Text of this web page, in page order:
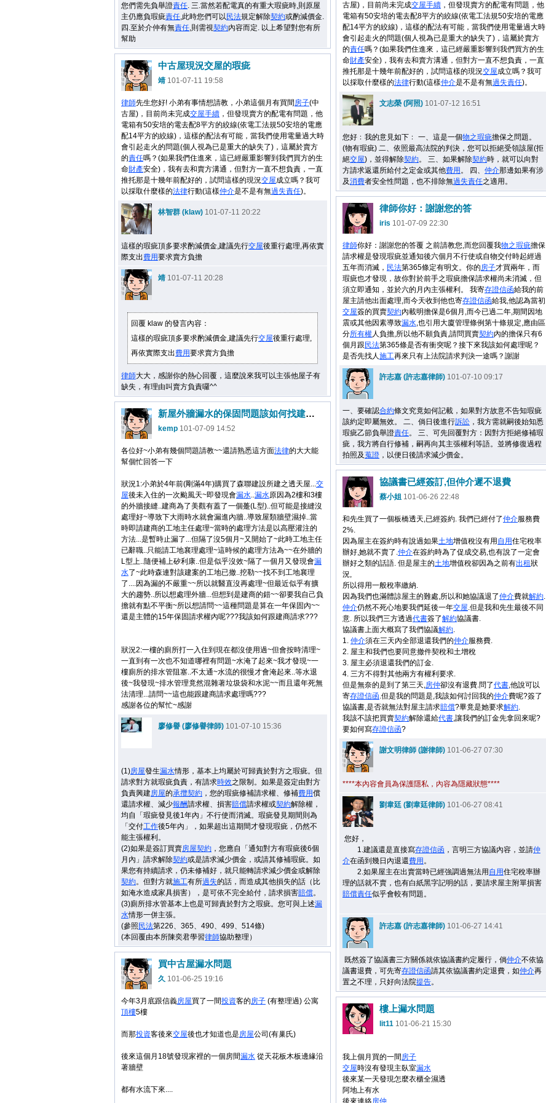
您們需先負舉證責任. 三.當然若配電真的有重大瑕疵時,則原屋
主仍應負瑕疵責任,此時您們可以 民法規定解除契約或酌減價金.
四.至於介仲有無責任,則需視契約內容而定. 以上希望對您有所
幫助
古屋)，目前尚未完成交屋手續 ，但發現賣方的配電有問題，他
電箱有50安培的電去配8平方的絞線(依電工法規50安培的電應
配14平方的絞線)，這樣的配法有可能，當我們使用電量過大時
會引起走火的問題(個人視為已是重大的缺失了)，這屬於賣方
的責任嗎？(如果我們住進來，這已經嚴重影響到我們買方的生
命財產安全)，我有去和賣方溝通，但對方一直不想負責，一直
推托那是十幾年前配好的，試問這樣的現況交屋成立嗎？我可
以採取什麼樣的法律行動(這樣仲介是不是有無過失責任)。
文志榮 (阿照) 101-07-12 16:51
您好﹕我的意見如下﹕ 一、這是一個物之瑕疵擔保之問題。
(物有瑕疵) 二、依照最高法院的判決，您可以拒絕受領該屋(拒
絕交屋)，並得解除契約。 三、如果解除契約時，就可以向對
方請求返還所給付之定金或其他費用 。 四、 仲介那邊如果有涉
及消費者安全性問題，也不排除無過失責任之適用。
中古屋現況交屋的瑕疵
靖 101-07-11 19:58
律師先生您好! 小弟有事情想請教，小弟這個月有買間房子(中
古屋)，目前尚未完成交屋手續 ，但發現賣方的配電有問題，他
電箱有50安培的電去配8平方的絞線(依電工法規50安培的電應
配14平方的絞線)，這樣的配法有可能，當我們使用電量過大時
會引起走火的問題(個人視為已是重大的缺失了)，這屬於賣方
的責任嗎？(如果我們住進來，這已經嚴重影響到我們買方的生
命財產安全)，我有去和賣方溝通，但對方一直不想負責，一直
推托那是十幾年前配好的，試問這樣的現況交屋成立嗎？我可
以採取什麼樣的法律行動(這樣仲介是不是有無過失責任)。
林智群 (klaw) 101-07-11 20:22
這樣的瑕疵頂多要求酌減價金,建議先行交屋後重行處理,再依實
際支出費用要求賣方負擔
靖 101-07-11 20:28
回覆 klaw 的發言內容：
這樣的瑕疵頂多要求酌減價金,建議先行交屋後重行處理,
再依實際支出費用要求賣方負擔
律師大大，感謝你的熱心回覆，這麼說來我可以主張他屋子有
缺失，有理由叫賣方負責囉^^
律師你好：謝謝您的答
iris 101-07-09 22:30
律師你好：謝謝您的答覆 之前請教您,而您回覆我物之瑕疵擔保
請求權是發現瑕疵並通知後六個月不行使或自物交付時起經過
五年而消滅， 民法第365條定有明文。你的房子才買兩年，而
瑕疵也才發現，故你對於前手之瑕疵擔保請求權尚未消滅，但
須立即通知，並於六的月內主張權利。 我寄存證信函給我的前
屋主請他出面處理,而今天收到他也寄存證信函給我,他認為當初
交屋簽的買賣契約內載明擔保是6個月,而今已過二年,期間因地
震或其他因素導致漏水,也引用大廈管理條例第十條規定,應由區
分所有權人負擔,所以他不願負責,請問買賣契約內的擔保只有6
個月跟 民法第365條是否有衝突呢？接下來我該如何處理呢？
是否先找人施工再來只有上法院請求判決一途嗎？謝謝
許志嘉 (許志嘉律師) 101-07-10 09:17
一、要確認合約條文究竟如何記載，如果對方故意不告知瑕疵
該約定即屬無效。 二、倘日後進行訴訟 ，我方需就嗣後始知悉
瑕疵乙節負舉證責任。 三、可先回覆對方：因對方拒絕修補瑕
疵，我方將自行修補，嗣再向其主張權利等語。並將修復過程
拍照及蒐證 ，以便日後請求減少價金。
新屋外牆漏水的保固問題該如何找建商處理呢??
kemp 101-07-09 14:52
各位好~小弟有幾個問題請教~~還請熟悉這方面法律的大大能
幫個忙回答一下
狀況1:小弟於4年前(剛滿4年)購買了森聯建設所建之透天屋...交
屋後未入住的一次颱風天~即發現會漏水..漏水原因為2樓和3樓
的外牆接縫..建商為了美觀有蓋了一個躉(L型)..但可能是接縫沒
處理好~導致下大雨時水就會漏進內牆..導致屋類牆壁濕掉..當
時即請建商的工地主任處理~當時的處理方法是以高壓灌注的
方法...是暫時止漏了...但隔了沒5個月~又開始了~此時工地主任
已辭職..只能請工地襄理處理~這時候的處理方法為~~在外牆的
L型上..隨便補上矽利康..但是似乎沒效~隔了一個月又發現會漏
水了~此時森連對該建案的工地已撤..挖勒~~找不到工地襄理
了....因為漏的不嚴重~~所以就醫直沒再處理~但最近似乎有擴
大的趨勢..所以想處理外牆...但想到是建商的錯~~卻要我自己負
擔就有點不平衡~所以想請問~~這種問題是算在一年保固內~~
還是主體的15年保固請求權內呢???我該如何跟建商請求???
狀況2:一樓的廁所打一入住到現在都沒使用過~但會按時清理~
一直到有一次也不知道哪裡有問題~水淹了起來~我才發現~一
樓廁所的排水管阻塞..不太通~水流的很慢才會淹起來..等水退
後~我發現~排水管理竟然混雜著垃圾袋和水泥~~而且還年死無
法清理...請問~~這也能跟建商請求處理嗎???
感謝各位的幫忙~感謝
廖修譽 (廖修譽律師) 101-07-10 15:36
(1)房屋發生漏水情形，基本上均屬於可歸責於對方之瑕疵。但
請求對方就瑕疵負責，有請求時效之限制。如果是簽定由對方
負責興建房屋的承攬契約 ，您的瑕疵修補請求權、修補費用償
還請求權、減少報酬請求權、損害賠償請求權或契約解除權，
均自「瑕疵發見後1年內」不行使而消滅。瑕疵發見期間則為
「交付工作後5年內」，如果超出這期間才發現瑕疵，仍然不
能主張權利。
(2)如果是簽訂買賣房屋契約 ，您應自「通知對方有瑕疵後6個
月內」請求解除契約或是請求減少價金，或請其修補瑕疵。如
果您有持續請求，仍未修補好，就只能轉請求減少價金或解除
契約。但對方就施工有所過失的話，而造成其他損失的話（比
如淹水造成家具損害），是可依不完全給付，請求損害賠償。
(3)廁所排水管基本上也是可歸責於對方之瑕疵。您可與上述漏
水情形一併主張。
(參照 民法第226、365、490、499、514條)
(本回覆由本所陳奕君學習律師協助整理）
協議書已經簽訂,但仲介遲不退費
蔡小姐 101-06-26 22:48
和先生買了一個板橋透天,已經簽約. 我們已經付了仲介服務費
2%.
因為屋主在簽約時有說過如果土地增值稅沒有用 自用住宅稅率
辦好,她就不賣了.仲介在簽約時為了促成交易,也有說了一定會
辦好之類的話語. 但是屋主的土地增值稅卻因為之前有出租狀
況,
所以得用一般稅率繳納.
因為我們也滿體諒屋主的難處,所以和她協議退了仲介費就解約.
仲介仍然不死心地要我們延後一年交屋.但是我和先生最後不同
意. 所以我們三方透過代書簽了解約協議書.
協議書上面大概寫了我們協議解約.
1. 仲介須在三天內全部退還我們的仲介服務費.
2. 屋主和我們也要同意撤件契稅和土增稅
3. 屋主必須退還我們的訂金.
4. 三方不得對其他兩方有權利要求.
但是無奈的是到了第三天,房仲卻沒有退費.問了代書,他說可以
寄存證信函.但是我的問題是,我該如何討回我的仲介費呢?簽了
協議書,是否就無法對屋主請求賠償?畢竟是她要求解約.
我該不該把買賣契約解除還給代書,讓我們的訂金先拿回來呢?
要如何寫存證信函?
謝文明律師 (謝律師) 101-06-27 07:30
****本內容會員為保護隱私，內容為隱藏狀態****
劉韋廷 (劉韋廷律師) 101-06-27 08:41
您好，
1.建議還是直接寫存證信函 ，言明三方協議內容，並請仲
介在函到幾日內退還費用 。
2.如果屋主在出賣當時已經強調過無法用 自用住宅稅率辦
理的話就不賣，也有白紙黑字記明的話，要請求屋主附單損害
賠償責任似乎會較有問題。
許志嘉 (許志嘉律師) 101-06-27 14:41
既然簽了協議書三方關係就依協議書約定履行，倘仲介不依協
議書退費，可先寄存證信函請其依協議書約定退費，如仲介再
置之不理，只好向法院提告。
買中古屋漏水問題
久 101-06-25 19:16
今年3月底跟信義房屋買了一間投資客的房子 (有整理過) 公寓
頂樓5樓
而那投資客後來交屋後也才知道也是房屋公司(有巢氏)
後來這個月18號發現家裡的一個房間漏水 從天花板木板邊緣沿
著牆壁
都有水流下來....
樓上漏水問題
lit11 101-06-21 15:30
我上個月買的一間房子
交屋時沒有發現主臥室漏水
後來某一天發現怎麼衣櫃全濕透
阿地上有水
後來連絡房仲